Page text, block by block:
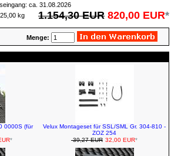
ca. 31.08.2026
kg 1.154,30 EUR 820,00 EUR*
Menge:
0000S (für
*
Velux Montageset für SSL/SML Gr. 304-810 -
ZOZ 254
39,27 EUR 32,00 EUR*